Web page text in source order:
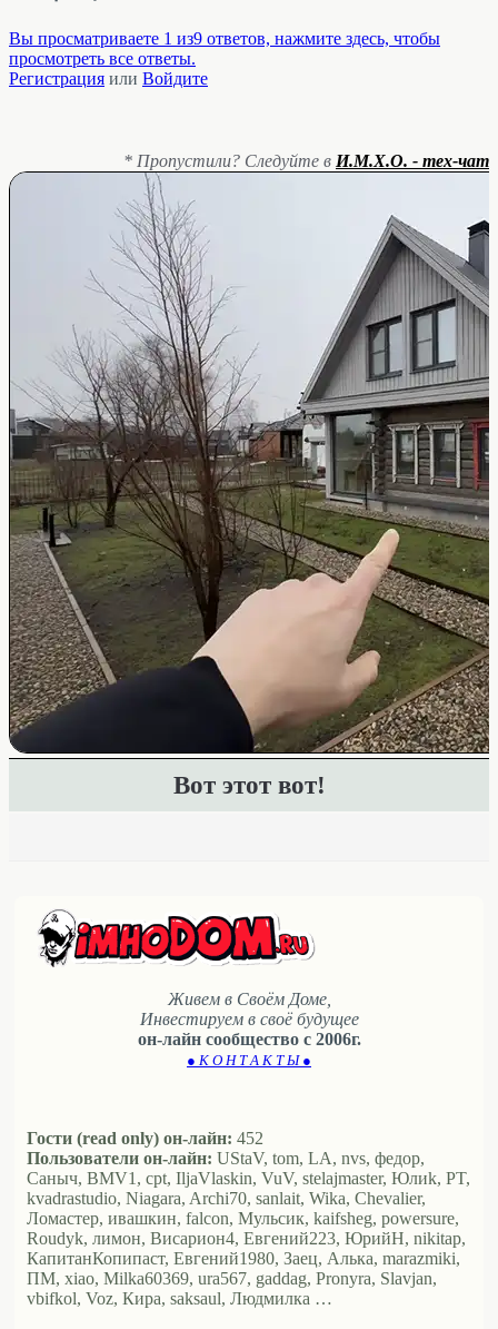
Вы просматриваете 1 из9 ответов, нажмите здесь, чтобы
просмотреть все ответы.
Регистрация или Войдите
* Пропустили? Следуйте в И.М.Х.О. - тех-чат
Вот этот вот!
Живем в Своём Доме,
Инвестируем в своё будущее
он-лайн сообщество с 2006г.
● К О Н Т А К Т Ы ●
Гости (read only) он-лайн: 452
Пользователи он-лайн: UStaV, tom, LA, nvs, федор,
Саныч, BMV1, cpt, IljaVlaskin, VuV, stelajmaster, Юлиk, PT,
kvadrastudio, Niagara, Archi70, sanlait, Wika, Chevalier,
Ломастер, ивашкин, falcon, Мульсик, kaifsheg, powersure,
Roudyk, лимон, Висариoн4, Евгений223, ЮрийН, nikitap,
КапитанКопипаст, Евгений1980, Заец, Алька, marazmiki,
ПМ, xiao, Milka60369, ura567, gaddag, Pronyra, Slavjan,
vbifkol, Voz, Кира, saksaul, Людмилка …